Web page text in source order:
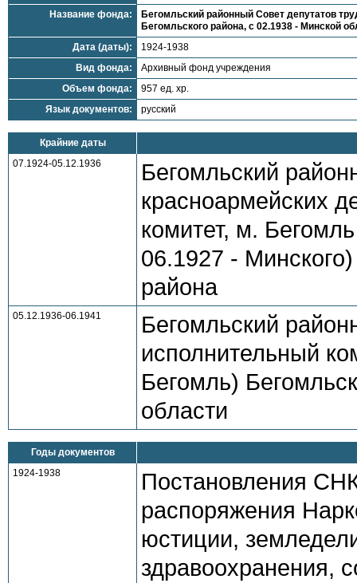
Название фонда:
Бегомльский районный Совет депутатов
Бегомльского района, с 02.1938 - Минской
Дата (даты):
1924-1938
Вид фонда:
Архивный фонд учреждения
Объем фонда:
957 ед. хр.
Язык документов:
русский
Крайние даты
07.1924-05.12.1936
Бегомльский
красноармейских
комитет, м.
06.1927 -
района
05.12.1936-06.1941
Бегомльский
исполнительный
Бегомль)
области
Годы документов
1924-1938
Постановления
распоряжения
юстиции,
здравоохранения,